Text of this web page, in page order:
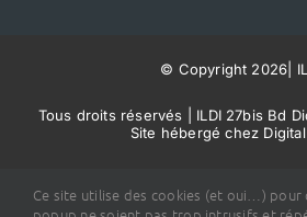
© Copyright 2026
Tous droits réservés | ILDI 27bis Bd
Site hébergé chez
Ce site utilise des cookies (et oui…) pour